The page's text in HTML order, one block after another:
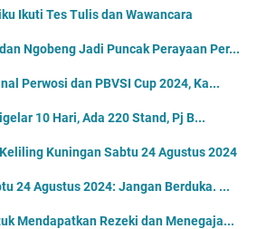
Ikuti Tes Tulis dan Wawancara
Ngobeng Jadi Puncak Perayaan Per...
Perwosi dan PBVSI Cup 2024, Ka...
10 Hari, Ada 220 Stand, Pj B...
Kuningan Sabtu 24 Agustus 2024
24 Agustus 2024: Jangan Berduka. ...
Mendapatkan Rezeki dan Menegaja...